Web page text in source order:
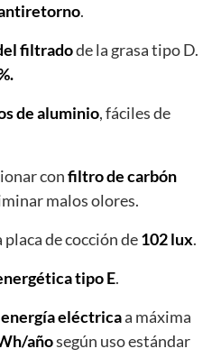
.
filtradode la grasa tipo D.
dealuminio, fáciles de
confiltrodecarbón
malos olores.
placa de cocción de102 lux.
tipo E.
eléctricaa máxima
añosegún uso estándar